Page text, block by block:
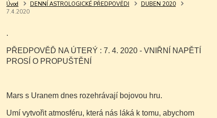
Úvod DENNÍ ASTROLOGICKÉ PŘEDPOVĚDI
DUBEN 2020
7.4.2020
.
PŘEDPOVĚĎ NA ÚTERÝ : 7. 4. 2020 - VNIŘNÍ NAPĚTÍ
PROSÍ O PROPUŠTĚNÍ
Mars s Uranem dnes rozehrávají bojovou hru.
Umí vytvořit atmosféru, která nás láká k tomu, abychom